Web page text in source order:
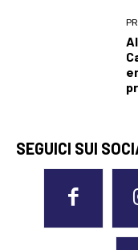
SEGUICI SUI